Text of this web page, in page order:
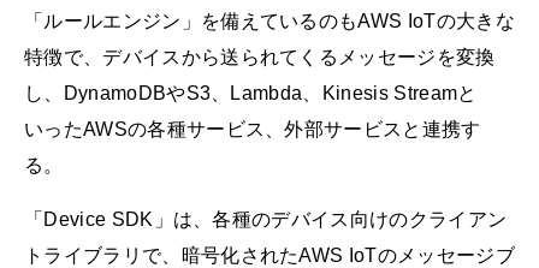
「ルールエンジン」を備えているのもAWS IoTの大きな
特徴で、デバイスから送られてくるメッセージを変換
し、DynamoDBやS3、Lambda、Kinesis Streamと
いったAWSの各種サービス、外部サービスと連携す
る。
「Device SDK」は、各種のデバイス向けのクライアン
トライブラリで、暗号化されたAWS IoTのメッセージブ